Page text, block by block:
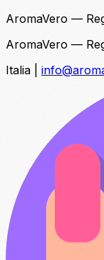
AromaVero —
AromaVero —
Italia